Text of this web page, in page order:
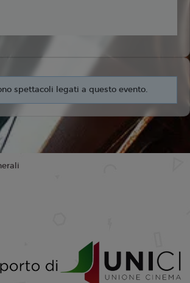
spettacoli legati a questo evento.